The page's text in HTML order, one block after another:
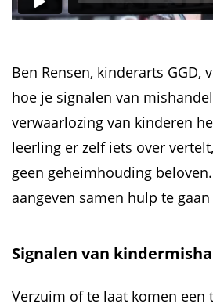
Ben Rensen, kinderarts GGD,
hoe je signalen van
verwaarlozing van kinderen
leerling er zelf iets over
geen geheimhouding
aangeven samen hulp te gaan
Signalen van
Verzuim of te laat komen een